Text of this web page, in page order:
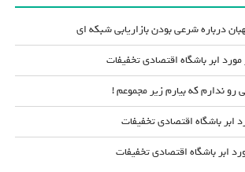
درباره شرعی بودن بازاریابی شبکه ای
ابر باشگاه اقتصادی تخفیفات
ندارم که بیارم زیر مجموعم !
ابر باشگاه اقتصادی تخفیفات
ابر باشگاه اقتصادی تخفیفات